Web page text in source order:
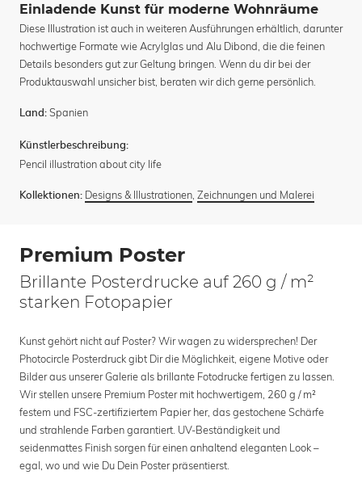
Einladende Kunst für moderne Wohnräume
Diese Illustration ist auch in weiteren Ausführungen erhältlich, darunter
hochwertige Formate wie Acrylglas und Alu Dibond, die die feinen
Details besonders gut zur Geltung bringen. Wenn du dir bei der
Produktauswahl unsicher bist, beraten wir dich gerne persönlich.
Land: Spanien
Künstlerbeschreibung:
Pencil illustration about city life
Kollektionen: Designs & Illustrationen Zeichnungen und Malerei
Premium Poster
Brillante Posterdrucke auf 260 g / m²
starken Fotopapier
Kunst gehört nicht auf Poster? Wir wagen zu widersprechen! Der
Photocircle Posterdruck gibt Dir die Möglichkeit, eigene Motive oder
Bilder aus unserer Galerie als brillante Fotodrucke fertigen zu lassen.
Wir stellen unsere Premium Poster mit hochwertigem, 260 g / m²
festem und FSC-zertifiziertem Papier her, das gestochene Schärfe
und strahlende Farben garantiert. UV-Beständigkeit und
seidenmattes Finish sorgen für einen anhaltend eleganten Look –
egal, wo und wie Du Dein Poster präsentierst.